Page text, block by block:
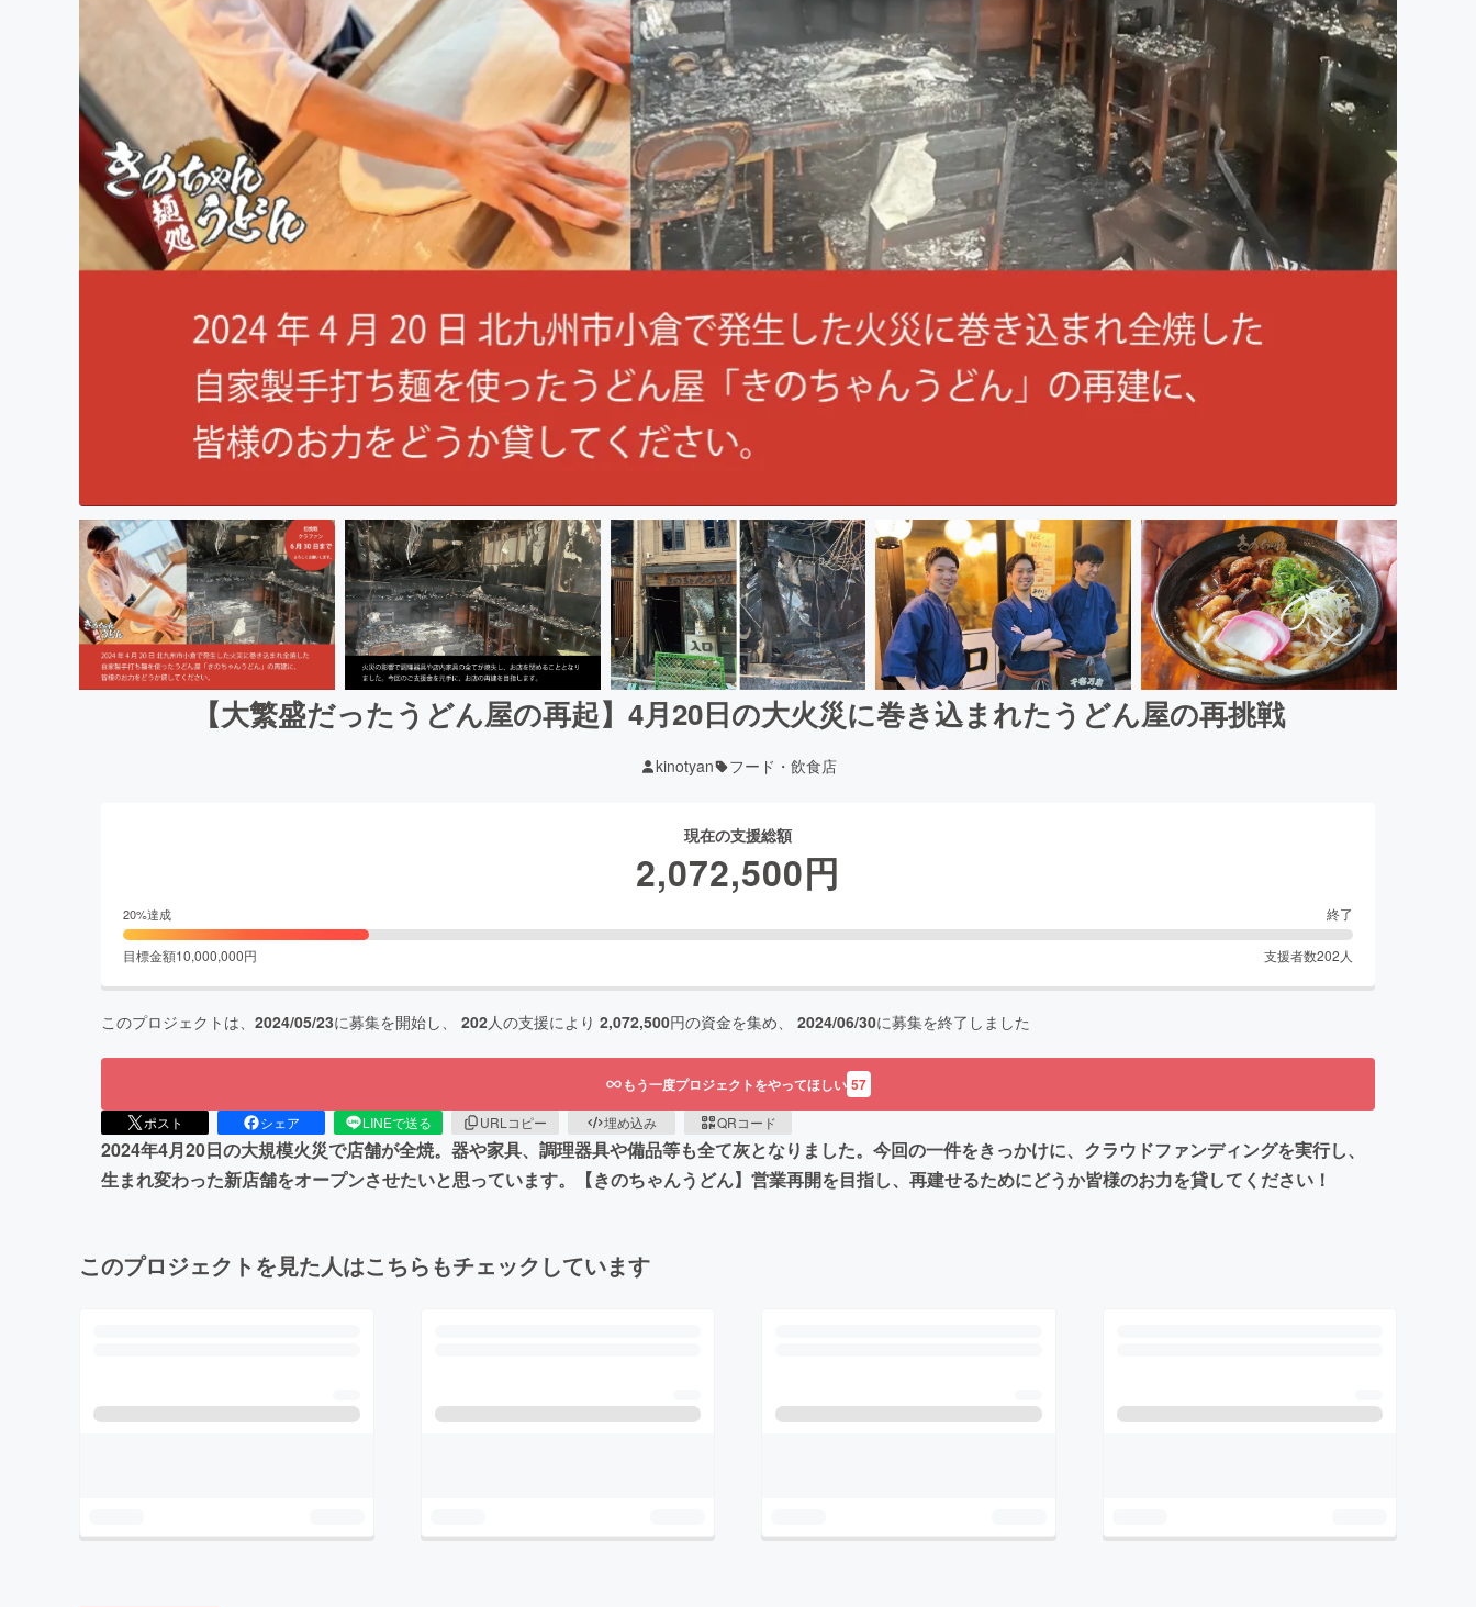
【大繁盛だったうどん屋の再起】4月20日の大火災に巻き込まれたうどん屋の再挑戦
kinotyan フード・飲食店
現在の支援総額
2,072,500円
20%達成 終了
目標金額10,000,000円 支援者数202人
このプロジェクトは、 2024/05/23に募集を開始し、 202人の支援により 2,072,500円の資金を集め、 2024/06/30に募集を終了しました
もう一度プロジェクトをやってほしい 57
ポスト シェア LINEで送る URLコピー 埋め込み QRコード
2024年4月20日の大規模火災で店舗が全焼。器や家具、調理器具や備品等も全て灰となりました。今回の一件をきっかけに、クラウドファンディングを実行し、
生まれ変わった新店舗をオープンさせたいと思っています。【きのちゃんうどん】営業再開を目指し、再建せるためにどうか皆様のお力を貸してください！
このプロジェクトを見た人はこちらもチェックしています